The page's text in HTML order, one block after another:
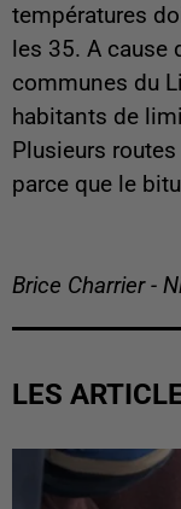
températures
les 35. A cause
communes du
habitants de
Plusieurs
parce que le
Brice Charrier -
LES